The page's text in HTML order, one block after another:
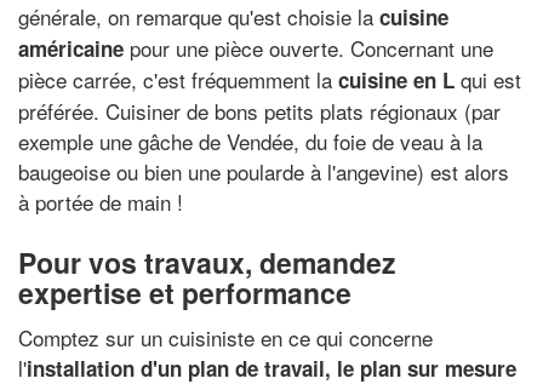
générale, on remarque qu'est choisie la cuisine
américaine pour une pièce ouverte. Concernant une
pièce carrée, c'est fréquemment la cuisine en L qui est
préférée. Cuisiner de bons petits plats régionaux (par
exemple une gâche de Vendée, du foie de veau à la
baugeoise ou bien une poularde à l'angevine) est alors
à portée de main !
Pour vos travaux, demandez
expertise et performance
Comptez sur un cuisiniste en ce qui concerne
l'installation d'un plan de travail, le plan sur mesure